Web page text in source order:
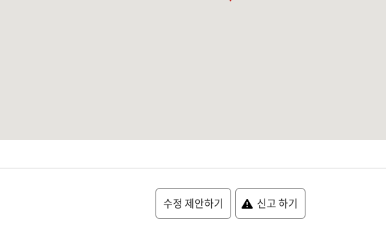
수정 제안하기 신고 하기